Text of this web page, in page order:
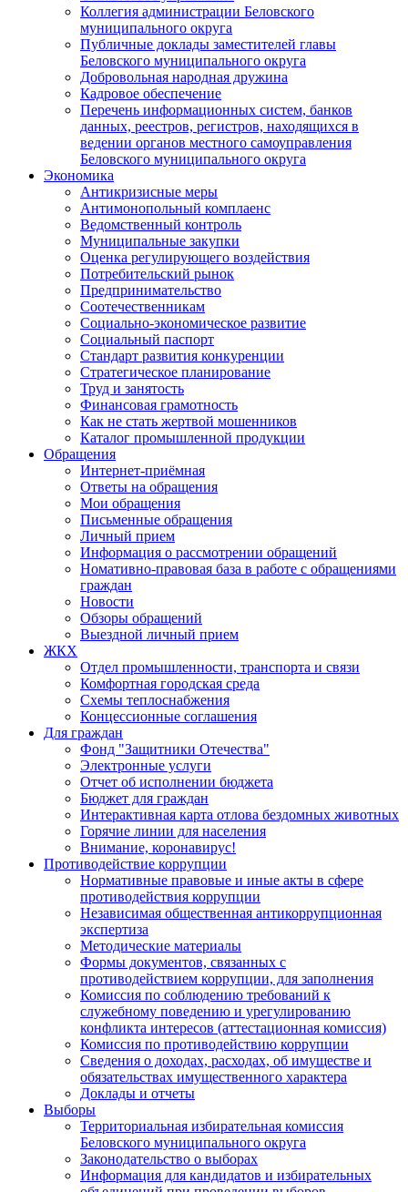
Коллегия администрации Беловского
муниципального округа
Публичные доклады заместителей главы
Беловского муниципального округа
Добровольная народная дружина
Кадровое обеспечение
Перечень информационных систем, банков
данных, реестров, регистров, находящихся в
ведении органов местного самоуправления
Беловского муниципального округа
Экономика
Антикризисные меры
Антимонопольный комплаенс
Ведомственный контроль
Муниципальные закупки
Оценка регулирующего воздействия
Потребительский рынок
Предпринимательство
Соотечественникам
Социально-экономическое развитие
Социальный паспорт
Стандарт развития конкуренции
Стратегическое планирование
Труд и занятость
Финансовая грамотность
Как не стать жертвой мошенников
Каталог промышленной продукции
Обращения
Интернет-приёмная
Ответы на обращения
Мои обращения
Письменные обращения
Личный прием
Информация о рассмотрении обращений
Номативно-правовая база в работе с обращениями
граждан
Новости
Обзоры обращений
Выездной личный прием
ЖКХ
Отдел промышленности, транспорта и связи
Комфортная городская среда
Схемы теплоснабжения
Концессионные соглашения
Для граждан
Фонд "Защитники Отечества"
Электронные услуги
Отчет об исполнении бюджета
Бюджет для граждан
Интерактивная карта отлова бездомных животных
Горячие линии для населения
Внимание, коронавирус!
Противодействие коррупции
Нормативные правовые и иные акты в сфере
противодействия коррупции
Независимая общественная антикоррупционная
экспертиза
Методические материалы
Формы документов, связанных с
противодействием коррупции, для заполнения
Комиссия по соблюдению требований к
служебному поведению и урегулированию
конфликта интересов (аттестационная комиссия)
Комиссия по противодействию коррупции
Сведения о доходах, расходах, об имуществе и
обязательствах имущественного характера
Доклады и отчеты
Выборы
Территориальная избирательная комиссия
Беловского муниципального округа
Законодательство о выборах
Информация для кандидатов и избирательных